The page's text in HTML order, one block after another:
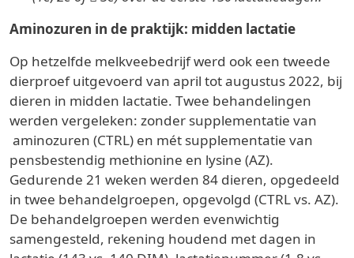
Aminozuren in de praktijk: midden lactatie
Op hetzelfde melkveebedrijf werd ook een tweede
dierproef uitgevoerd van april tot augustus 2022, bij
dieren in midden lactatie. Twee behandelingen
werden vergeleken: zonder supplementatie van
aminozuren (CTRL) en mét supplementatie van
pensbestendig methionine en lysine (AZ).
Gedurende 21 weken werden 84 dieren, opgedeeld
in twee behandelgroepen, opgevolgd (CTRL vs. AZ).
De behandelgroepen werden evenwichtig
samengesteld, rekening houdend met dagen in